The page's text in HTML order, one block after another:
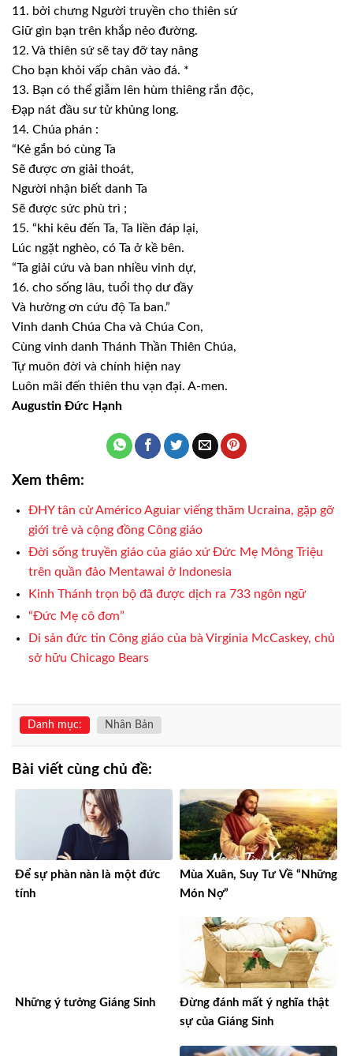
11. bởi chưng Người truyền cho thiên sứ
Giữ gìn bạn trên khắp nẻo đường.
12. Và thiên sứsẽ tay đỡ tay nâng
Cho bạn khỏi vấp chân vào đá. *
13. Bạn có thể giẫm lên hùm thiêng rắn độc,
Đạp nát đầu sưtử khủng long.
14. Chúa phán :
“Kẻ gắn bó cùng Ta
Sẽ được ơn giải thoát,
Người nhận biết danh Ta
Sẽ được sức phù trì ;
15. “khi kêu đến Ta, Ta liền đáp lại,
Lúc ngặt nghèo, có Ta ở kề bên.
“Ta giải cứu và ban nhiều vinh dự,
16. cho sống lâu, tuổi thọ dư đầy
Và hưởng ơn cứu độ Ta ban.”
Vinh danh Chúa Cha và Chúa Con,
Cùng vinh danh Thánh Thần Thiên Chúa,
Tự muôn đời và chính hiện nay
Luôn mãi đến thiên thu vạn đại. A-men.
Augustin Đức Hạnh
Xem thêm:
ĐHY tân cử Américo Aguiar viếng thăm Ucraina, gặp gỡ
giới trẻ và cộng đồng Công giáo
Đời sống truyền giáo của giáo xứ Đức Mẹ Mông Triệu
trên quần đảo Mentawai ở Indonesia
Kinh Thánh trọn bộ đã được dịch ra 733 ngôn ngữ
“Ðức Mẹ cô đơn”
Di sản đức tin Công giáo của bà Virginia McCaskey, chủ
sở hữu Chicago Bears
Danh mục: Nhân Bản
Bài viết cùng chủ đề:
Để sự phàn nàn là một đức
tính
Mùa Xuân, Suy Tư Về “Những
Món Nợ”
Những ý tưởng Giáng Sinh
Đừng đánh mất ý nghĩa thật
sự của Giáng Sinh